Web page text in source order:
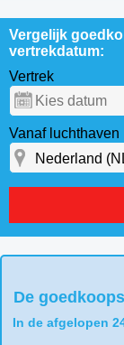
Vergelijk
vertrekdatum:
Vertrek
Vanaf luchthaven
De
In de afgelopen